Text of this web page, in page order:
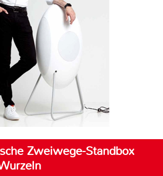
Zweiwege-Standbox